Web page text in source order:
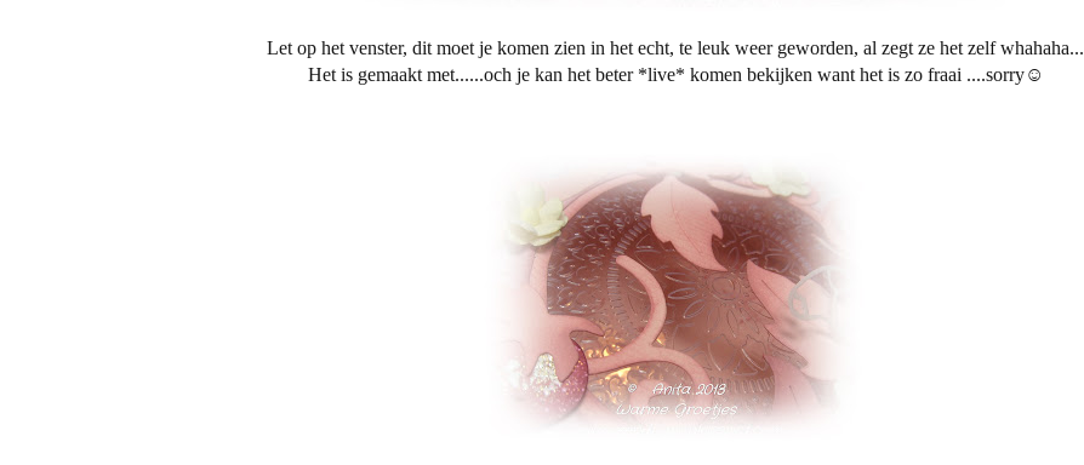
Let op het venster, dit moet je komen zien in het echt, te leuk weer geworden, al zegt ze het zelf whahaha...
Het is gemaakt met......och je kan het beter *live* komen bekijken want het is zo fraai ....sorry☺